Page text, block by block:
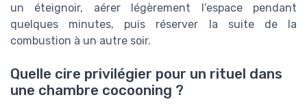
un éteignoir, aérer légèrement l’espace pendant
quelques minutes, puis réserver la suite de la
combustion à un autre soir.
Quelle cire privilégier pour un rituel dans
une chambre cocooning ?